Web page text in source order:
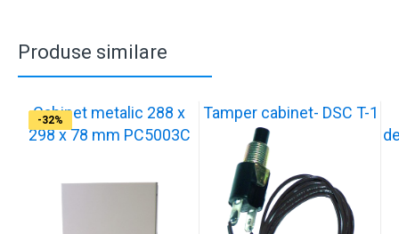
Produse similare
-29%
Cabinet metalic 288 x
298 x 78 mm PC5003C
-37% Tamper cabinet- DSC T-1
-17%
-17%
-17%
-17%
-17%
-33%
-29%
-32%